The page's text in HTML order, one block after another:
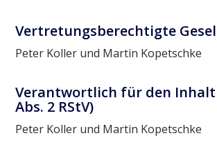
Vertretungsberechtigte
Peter Koller und Martin Kopetschke
Verantwortlich für den Inhalt
Abs. 2 RStV)
Peter Koller und Martin Kopetschke